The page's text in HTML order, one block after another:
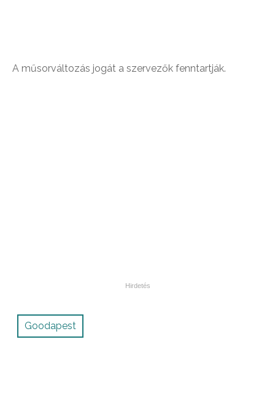
A műsorváltozás jogát a szervezők fenntartják.
Goodapest